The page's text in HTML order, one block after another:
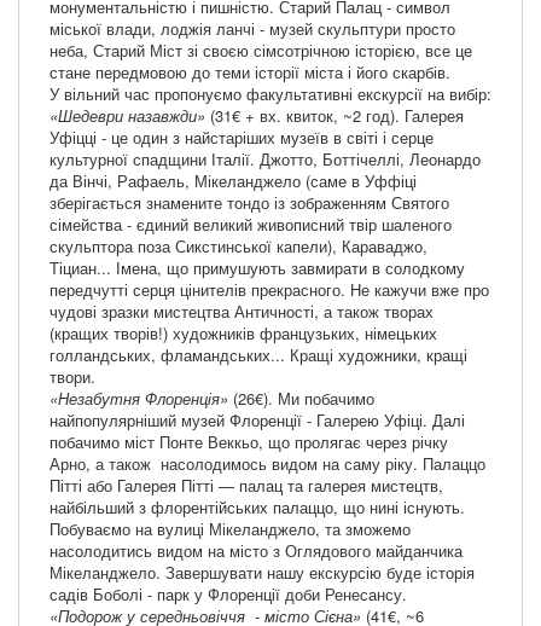
монументальністю і пишністю. Старий Палац - символ
міської влади, лоджія ланчі - музей скульптури просто
неба, Старий Міст зі своєю сімсотрічною історією, все це
стане передмовою до теми історії міста і його скарбів.
У вільний час пропонуємо факультативні екскурсії на вибір:
«Шедеври назавжди» (31€ + вх. квиток, ~2 год). Галерея
Уфіцці - це один з найстаріших музеїв в світі і серце
культурної спадщини Італії. Джотто, Боттічеллі, Леонардо
да Вінчі, Рафаель, Мікеланджело (саме в Уффіці
зберігається знамените тондо із зображенням Святого
сімейства - єдиний великий живописний твір шаленого
скульптора поза Сикстинської капели), Караваджо,
Тіциан... Імена, що примушують завмирати в солодкому
передчутті серця цінителів прекрасного. Не кажучи вже про
чудові зразки мистецтва Античності, а також творах
(кращих творів!) художників французьких, німецьких
голландських, фламандських... Кращі художники, кращі
твори.
«Незабутня Флоренція» (26€). Ми побачимо
найпопулярніший музей Флоренції - Галерею Уфіці. Далі
побачимо міст Понте Веккьо, що пролягає через річку
Арно, а також насолодимось видом на саму ріку. Палаццо
Пітті або Галерея Пітті — палац та галерея мистецтв,
найбільший з флорентійських палаццо, що нині існують.
Побуваємо на вулиці Мікеланджело, та зможемо
насолодитись видом на місто з Оглядового майданчика
Мікеланджело. Завершувати нашу екскурсію буде історія
садів Боболі - парк у Флоренції доби Ренесансу.
«Подорож у середньовіччя - місто Сієна» (41€, ~6